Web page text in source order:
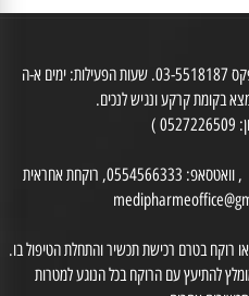
היגיינת הפה
רח' לנדאו חיים 9 חולון.טל: 03-6560428 , פקס 03-5518187. שעות הפעילות: ימים א-ה
לייעוץ עם רוקח נא לחייג למס' 03-6560428 , וואטסאפ: 0554566333, רוקחת אחראית